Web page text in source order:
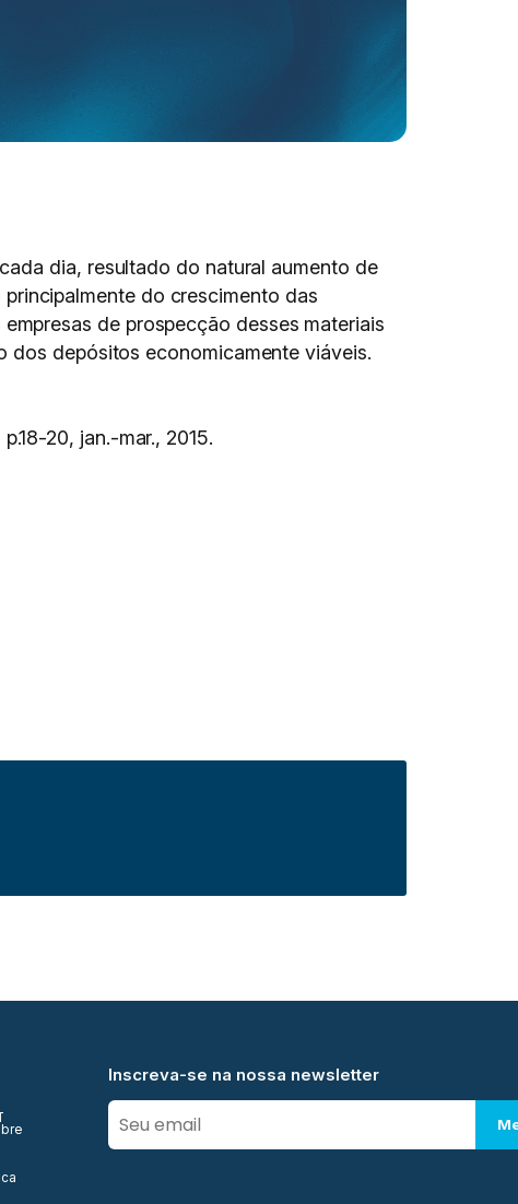
dia, resultado do natural aumento de
do crescimento das
de prospecção desses materiais
dos depósitos economicamente viáveis.
p.18-20, jan.-mar., 2015.
Inscreva-se na nossa newsletter